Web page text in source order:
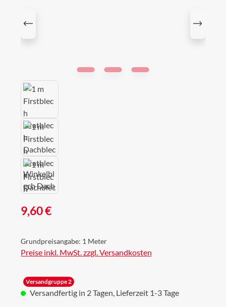
Regulärer Preis:
9,60 €
Grundpreisangabe: 1 Meter
Preise inkl. MwSt. zzgl. Versandkosten
Versandgruppe 2
Versandfertig in 2 Tagen, Lieferzeit 1-3 Tage